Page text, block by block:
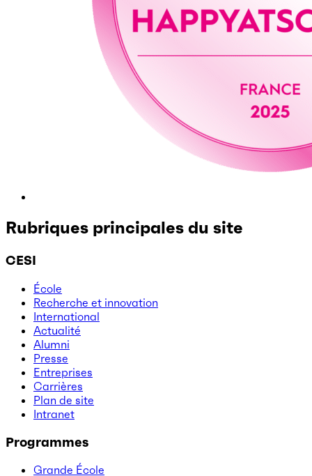
Rubriques principales du site
CESI
École
Recherche et innovation
International
Actualité
Alumni
Presse
Entreprises
Carrières
Plan de site
Intranet
Programmes
Grande École